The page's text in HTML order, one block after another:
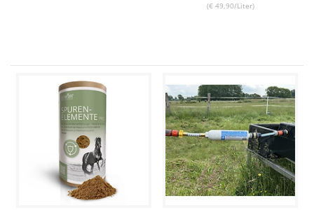
(€ 49,90/Liter)